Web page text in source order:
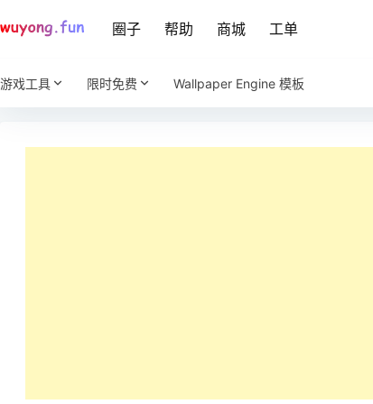
圈子 帮助 商城 工单
游戏工具 限时免费 Wallpaper Engine 模板